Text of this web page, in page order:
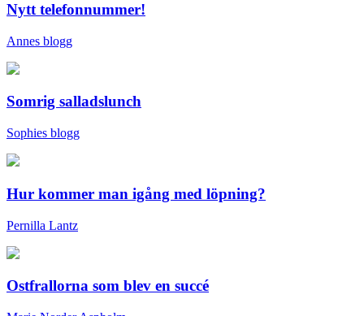
Nytt telefonnummer!
Annes blogg
Somrig salladslunch
Sophies blogg
Hur kommer man igång med löpning?
Pernilla Lantz
Ostfrallorna som blev en succé